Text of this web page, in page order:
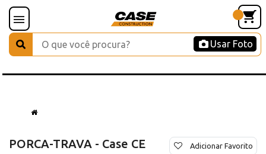
Usar Foto
PORCA-TRAVA - Case CE Adicionar Favorito